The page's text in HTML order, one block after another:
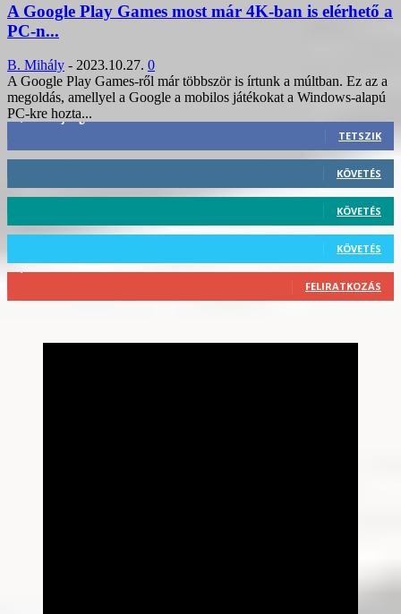
A Google Play Games most már 4K-ban is elérhető a
PC-n...
B. Mihály - 2023.10.27. 0
A Google Play Games-ről már többször is írtunk a múltban. Ez az a
megoldás, amellyel a Google a mobilos játékokat a Windows-alapú
PC-kre hozta...
3,452
Rajongók
TETSZIK
KÖVETÉS
KÖVETÉS
KÖVETÉS
FELIRATKOZÁS